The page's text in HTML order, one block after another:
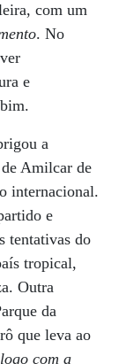
com um
. No
e
a
Amilcar de
internacional.
e
tentativas do
tropical,
Outra
da
que leva ao
com a